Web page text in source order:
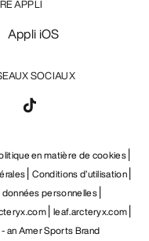
SOCIAUX
APPLI
Appli iOS
en matière de cookies
Conditions d’utilisation
personnelles
leaf.arcteryx.com
an Amer Sports Brand